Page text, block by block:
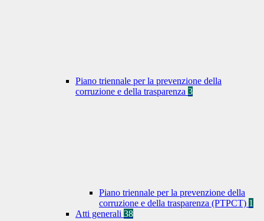
Piano triennale per la prevenzione della
corruzione e della trasparenza 3
Piano triennale per la prevenzione della
corruzione e della trasparenza (PTPCT) 1
Atti generali 38